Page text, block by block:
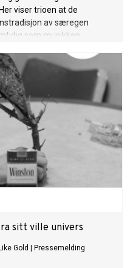
viser trioen at de
av særegen
som musikken
sitt ville univers
Gold Pressemelding